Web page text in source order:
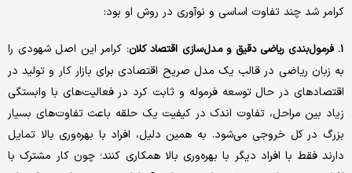
کرامر شد چند تفاوت اساسی و نوآوری در روش او بود:
۱. فرمول‌بندی ریاضی دقیق و مدل‌سازی اقتصاد کلان:
کرامر این اصل شهودی را
به زبان ریاضی در قالب یک مدل صریح اقتصادی برای بازار کار و تولید در
اقتصادهای در حال توسعه فرموله و ثابت کرد در فعالیت‌های با وابستگی
زیاد بین مراحل، تفاوت اندک در کیفیت یک حلقه باعث تفاوت‌های بسیار
بزرگ در کل خروجی می‌شود. به همین دلیل، افراد با بهره‌وری بالا تمایل
دارند فقط با افراد دیگر با بهره‌وری بالا همکاری کنند؛ چون کار مشترک با